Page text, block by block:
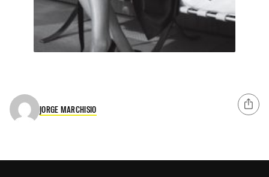
JORGE MARCHISIO